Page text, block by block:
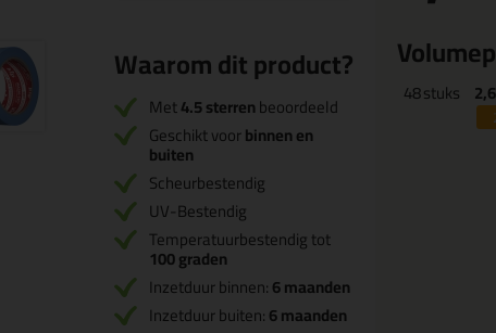
Waarom dit product?
Met4.5 sterrenbeoordeeld
Geschikt voorbinnen en
buiten
Scheurbestendig
UV-Bestendig
Temperatuurbestendig tot
100 graden
Inzetduur binnen:6 maanden
Inzetduur buiten:6 maanden
48stuks